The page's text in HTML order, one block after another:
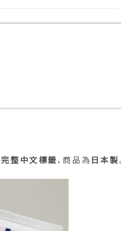
完整中文標籤，商品為日本製